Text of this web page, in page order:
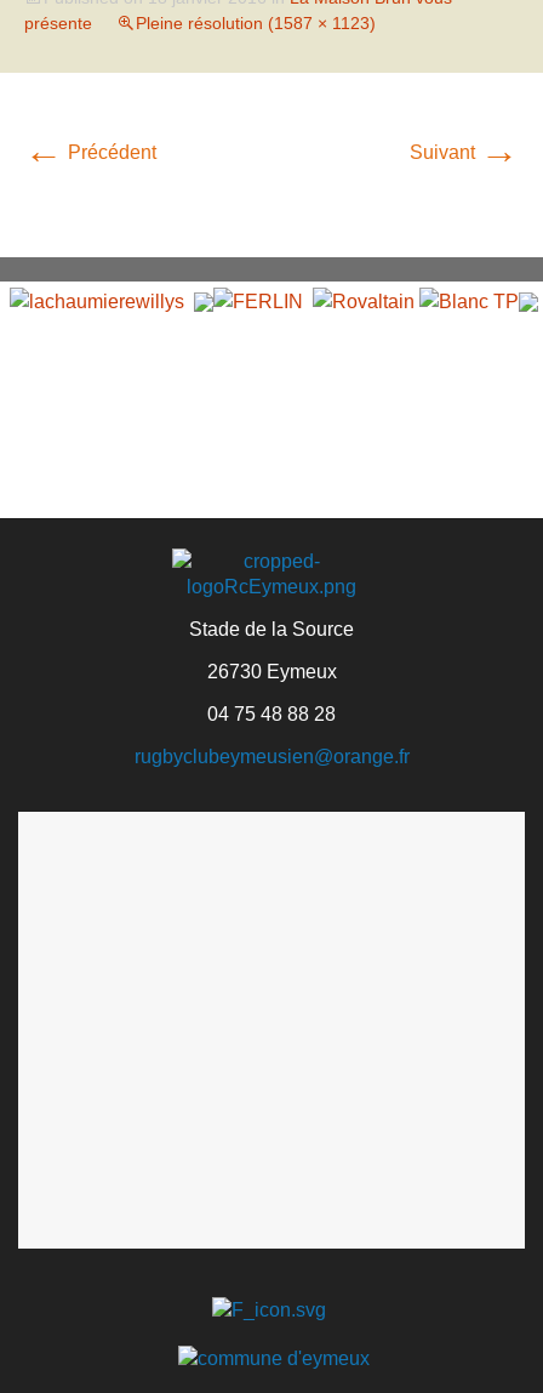
présente
Pleine résolution (1587 × 1123)
← Précédent Suivant →
Stade de la Source
26730 Eymeux
04 75 48 88 28
rugbyclubeymeusien@orange.fr